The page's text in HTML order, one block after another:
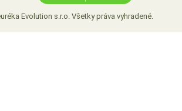
Evolution s.r.o. Všetky práva vyhradené.